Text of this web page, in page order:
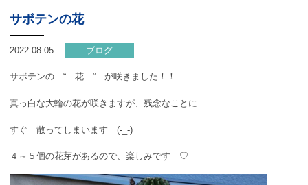
サボテンの花
2022.08.05 ブログ
サボテンの “ 花 ” が咲きました！！
真っ白な大輪の花が咲きますが、残念なことに
すぐ 散ってしまいます (-_-)
４～５個の花芽があるので、楽しみです ♡